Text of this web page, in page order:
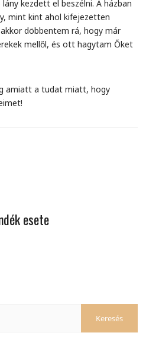
kezdett el beszélni. A házban
mint kint ahol kifejezetten
döbbentem rá, hogy már
mellől, és ott hagytam Őket
amiatt a tudat miatt, hogy
esete